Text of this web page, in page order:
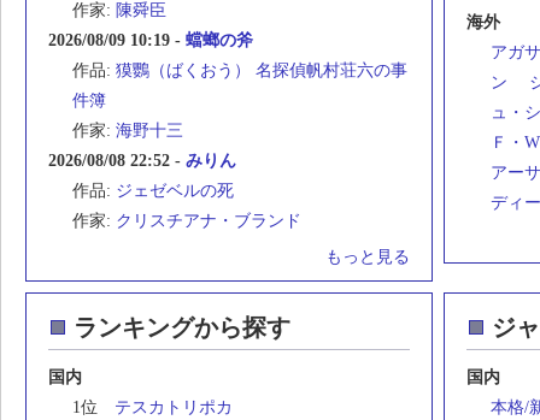
作家: 陳舜臣
2026/08/09 10:19 - 蟷螂の斧
作品: 獏鸚（ばくおう） 名探偵帆村荘六の事
件簿
作家: 海野十三
2026/08/08 22:52 - みりん
作品: ジェゼベルの死
作家: クリスチアナ・ブランド
もっと見る
海外
アガ
ン
ュ・
Ｆ・
アー
ディ
ランキングから探す
国内
1位 テスカトリポカ
ジ
国内
本格/